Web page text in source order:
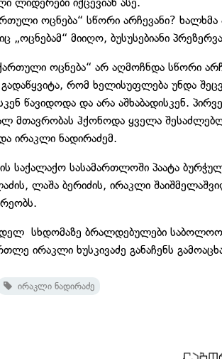
ლიდერები იქცევიან ასე.
ოცნება“ სწორი არჩევანი?
„ოცნებამ“ მიიღო, ბუსუსებიანი
ოცნება“ არ აღმოჩნდა სწორი
რომ ხელისუფლება უნდა
წავიდოდა და არა აშხაბადისკენ.
მთავრობას ჰქონოდა ყველა
ირაკლი ნადირაძემ.
საქალაქო სასამართლოში პაატა
ლაშა ბერიძის, ირაკლი
სხდომაზე ბრალდებულები საბოლოო
ირაკლი ხუსკივაძე განაჩენს
ირაკლი ნადირაძე